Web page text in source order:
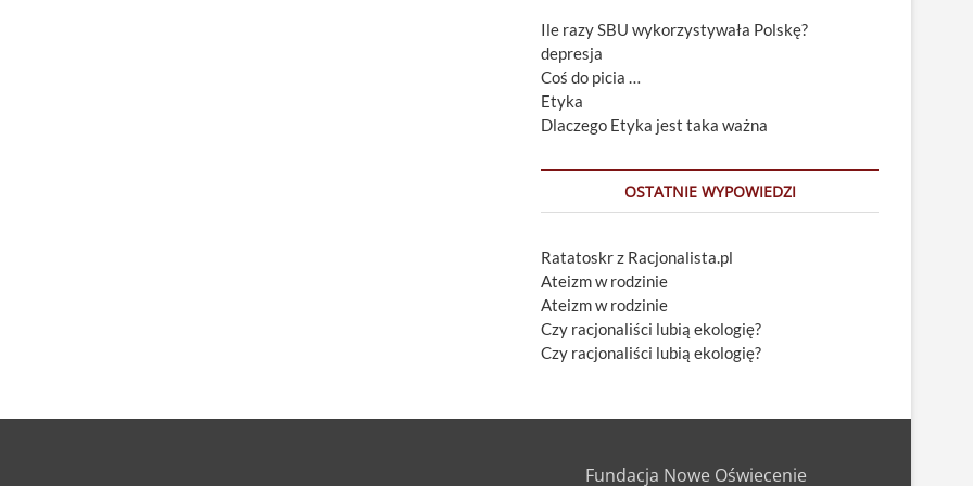
Ile razy SBU wykorzystywała Polskę?
depresja
Coś do picia …
Etyka
Dlaczego Etyka jest taka ważna
OSTATNIE WYPOWIEDZI
Ratatoskr z Racjonalista.pl
Ateizm w rodzinie
Ateizm w rodzinie
Czy racjonaliści lubią ekologię?
Czy racjonaliści lubią ekologię?
Fundacja Nowe Oświecenie